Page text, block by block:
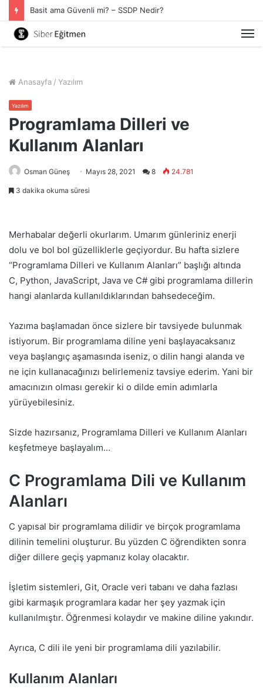
Basit ama Güvenli mi? – SSDP Nedir?
Anasayfa / Yazılım
Yazılım
Programlama Dilleri ve
Kullanım Alanları
Osman Güneş Mayıs 28, 2021 8 24.781
3 dakika okuma süresi
Merhabalar değerli okurlarım. Umarım günleriniz enerji
dolu ve bol bol güzelliklerle geçiyordur. Bu hafta sizlere
“Programlama Dilleri ve Kullanım Alanları” başlığı altında
C, Python, JavaScript, Java ve C# gibi programlama dillerin
hangi alanlarda kullanıldıklarından bahsedeceğim.
Yazıma başlamadan önce sizlere bir tavsiyede bulunmak
istiyorum. Bir programlama diline yeni başlayacaksanız
veya başlangıç aşamasında iseniz, o dilin hangi alanda ve
ne için kullanacağınızı belirlemeniz tavsiye ederim. Yani bir
amacınızın olması gerekir ki o dilde emin adımlarla
yürüyebilesiniz.
Sizde hazırsanız, Programlama Dilleri ve Kullanım Alanları
keşfetmeye başlayalım…
C Programlama Dili ve Kullanım
Alanları
C yapısal bir programlama dilidir ve birçok programlama
dilinin temelini oluşturur. Bu yüzden C öğrendikten sonra
diğer dillere geçiş yapmanız kolay olacaktır.
İşletim sistemleri, Git, Oracle veri tabanı ve daha fazlası
gibi karmaşık programlara kadar her şey yazmak için
kullanılmıştır. Öğrenmesi kolaydır ve makine diline yakındır.
Ayrıca, C dili ile yeni bir programlama dili yazılabilir.
Kullanım Alanları